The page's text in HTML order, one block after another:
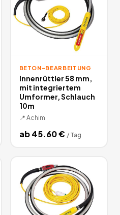
BETON-BEARBEITUNG
Innenrüttler 58 mm,
mit integriertem
Umformer, Schlauch
10m
📍 Achim
ab45.60€ / Tag